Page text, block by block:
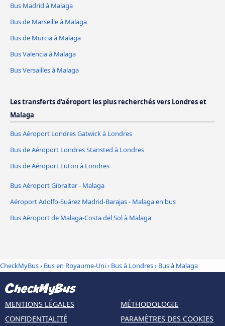
Bus Madrid à Malaga
Bus de Marseille à Malaga
Bus de Murcia à Malaga
Bus Valencia à Malaga
Bus Versailles à Malaga
Les transferts d'aéroport les plus recherchés vers Londres et
Malaga
Bus Aéroport Londres Gatwick à Londres
Bus de Aéroport Londres Stansted à Londres
Bus de Aéroport Luton à Londres
Bus Aéroport Gibraltar - Malaga
Aéroport Adolfo-Suárez Madrid-Barajas - Malaga en bus
Bus Aéroport de Malaga-Costa del Sol à Malaga
CheckMyBus› Bus en Royaume-Uni› Bus à Londres› Bus à Malaga
MENTIONS LÉGALES
CONFIDENTIALITÉ
MÉTHODOLOGIE
PARAMÈTRES DES COOKIES